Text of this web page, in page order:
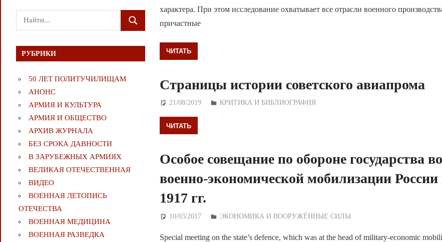
характера. При этом исследование охватывает все отрасли военного
причастные
ЧИТАТЬ
Страницы истории советского авиапрома
21/08/2019 Дежурный по Редакции
КРИТИКА И БИБЛИОГРАФИЯ
ЧИТАТЬ
Особое совещание по обороне государства
военно-экономической мобилизации
1917 гг.
10/03/2017 Дежурный по Редакции
ЭКОНОМИКА И ВООРУЖЁННЫЕ СИЛЫ
Special meeting on the state’s defence, which was at the head of military-economic
Поиск
для:
ПОИСК
РУБРИКИ
50 ЛЕТ ПОЛИТУЧИЛИЩАМ
АНОНС
АРМИЯ И КУЛЬТУРА
АРМИЯ И ОБЩЕСТВО
АРХИВ ЖУРНАЛА
БЕЗ СРОКА ДАВНОСТИ
В ЗАРУБЕЖНЫХ АРМИЯХ
ВЕЛИКАЯ ОТЕЧЕСТВЕННАЯ
ВИДЕО
ВОЕННАЯ ЛЕТОПИСЬ
ОТЕЧЕСТВА
ВОЕННАЯ МЕДИЦИНА
ВОЕННАЯ РАЗВЕДКА